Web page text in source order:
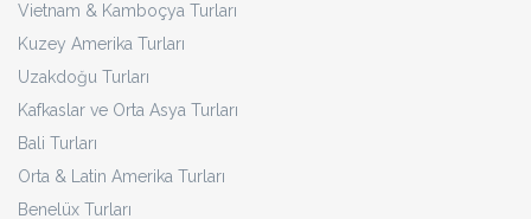
Vietnam & Kamboçya Turları
Kuzey Amerika Turları
Uzakdoğu Turları
Kafkaslar ve Orta Asya Turları
Bali Turları
Orta & Latin Amerika Turları
Benelüx Turları